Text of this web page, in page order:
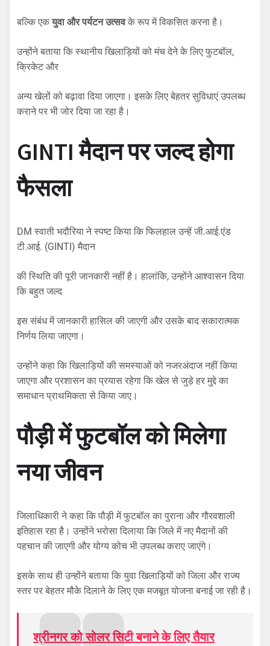
बल्कि एकयुवा और पर्यटन उत्सवके रूप में विकसित करना है।
उन्होंने बताया कि स्थानीय खिलाड़ियों को मंच देने के लिए फुटबॉल,
क्रिकेट और
अन्य खेलों को बढ़ावा दिया जाएगा। इसके लिए बेहतर सुविधाएं उपलब्ध
कराने पर भी जोर दिया जा रहा है।
GINTI मैदान पर जल्द होगा
फैसला
DM स्वाती भदौरिया ने स्पष्ट किया कि फिलहाल उन्हें जी.आई.एंड
टी.आई. (GINTI) मैदान
की स्थिति की पूरी जानकारी नहीं है। हालांकि, उन्होंने आश्वासन दिया
कि बहुत जल्द
इस संबंध में जानकारी हासिल की जाएगी और उसके बाद सकारात्मक
निर्णय लिया जाएगा।
उन्होंने कहा कि खिलाड़ियों की समस्याओं को नजरअंदाज नहीं किया
जाएगा और प्रशासन का प्रयास रहेगा कि खेल से जुड़े हर मुद्दे का
समाधान प्राथमिकता से किया जाए।
पौड़ी में फुटबॉल को मिलेगा
नया जीवन
जिलाधिकारी ने कहा कि पौड़ी में फुटबॉल का पुराना और गौरवशाली
इतिहास रहा है। उन्होंने भरोसा दिलाया कि जिले में नए मैदानों की
पहचान की जाएगी और योग्य कोच भी उपलब्ध कराए जाएंगे।
इसके साथ ही उन्होंने बताया कि युवा खिलाड़ियों को जिला और राज्य
स्तर पर बेहतर मौके दिलाने के लिए एक मजबूत योजना बनाई जा रही है।
श्रीनगर को सोलर सिटी बनाने के लिए तैयार